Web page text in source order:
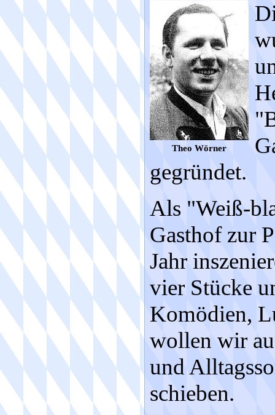
Theo Wörner
gegründet.
Als "Weiß-
Gasthof zur
Jahr
vier Stücke
Komödien,
wollen wir
und
schieben.